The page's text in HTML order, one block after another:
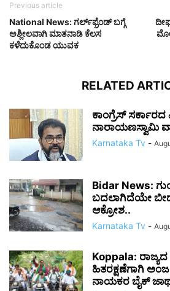
Previous article
National News: ಗರ್ಲ್‌ಫ್ರೆಂಡ್ ಬಗ್ಗೆ
ಅಶ್ಲೀಲವಾಗಿ ಮಾತನಾಡಿ ಕೆಲಸ
ಕಳೆದುಕೊಂಡ ಯುವಕ
RELATED
ಕಾಂಗ್ರೆಸ್
ನಾರಾಯಣಸ್ವಾಮಿ
Karnataka Tv -
Bidar News:
ಬದಲಾಗಿದೆಯೇ
ಆಕ್ರೋಶ..
Karnataka Tv -
Koppala:
ಹಿತರಕ್ಷಣೆಗಾಗಿ
ನಾಯಕರ ಬೈಕ್